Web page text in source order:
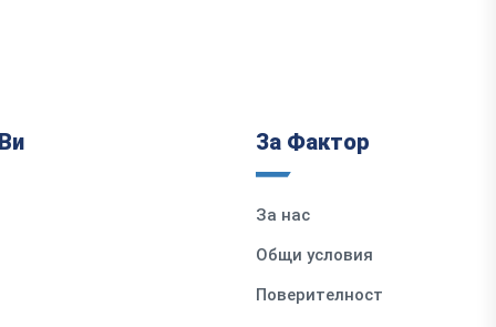
За Фактор
За нас
Общи условия
Поверителност